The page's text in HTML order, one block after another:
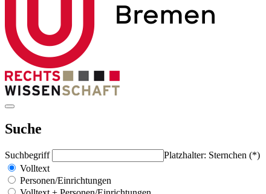
Suche
Suchbegriff
Platzhalter: Sternchen (*)
Volltext
Personen/Einrichtungen